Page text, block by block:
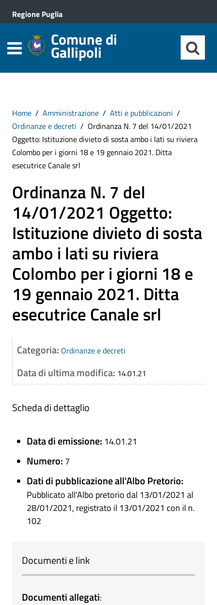
Regione Puglia
Comune di
Gallipoli
Home Amministrazione
Atti e pubblicazioni
Ordinanze e decreti
Ordinanza N. 7 del 14/01/2021
Oggetto: Istituzione divieto di sosta ambo i lati su riviera
Colombo per i giorni 18 e 19 gennaio 2021. Ditta
esecutrice Canale srl
Ordinanza N. 7 del
14/01/2021 Oggetto:
Istituzione divieto di sosta
ambo i lati su riviera
Colombo per i giorni 18 e
19 gennaio 2021. Ditta
esecutrice Canale srl
Categoria: Ordinanze e decreti
Data di ultima modifica: 14.01.21
Scheda di dettaglio
Data di emissione: 14.01.21
Numero: 7
Dati di pubblicazione all'Albo Pretorio:
Pubblicato all'Albo pretorio dal 13/01/2021 al
28/01/2021, registrato il 13/01/2021 con il n.
102
Documenti e link
Documenti allegati: